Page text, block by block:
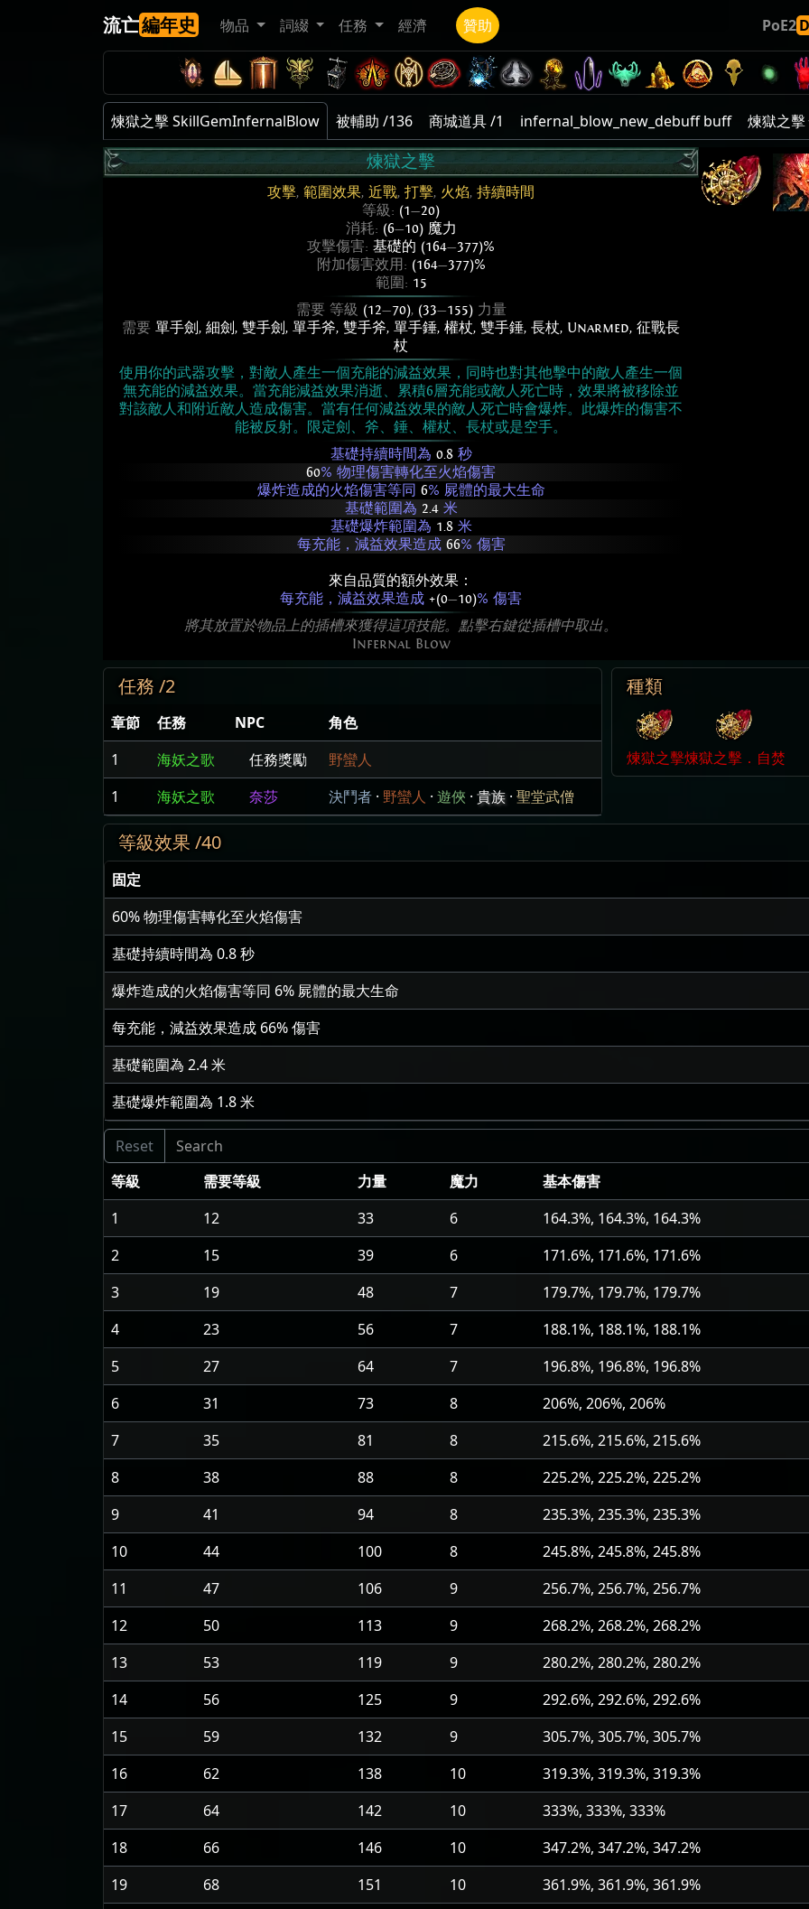
流亡編年史 物品 詞綴 任務 經濟 贊助 PoE2
煉獄之擊 SkillGemInfernalBlow 被輔助 /136 商城道具 /1 infernal_blow_new_debuff buff 煉獄之
煉獄之擊
攻擊, 範圍效果, 近戰, 打擊, 火焰, 持續時間
等級: (1—20)
消耗: (6—10) 魔力
攻擊傷害: 基礎的 (164—377)%
附加傷害效用: (164—377)%
範圍: 15
需要 等級 (12—70), (33—155)力量
需要 單手劍, 細劍, 雙手劍, 單手斧, 雙手斧, 單手錘, 權杖, 雙手錘, 長杖, Unarmed, 征戰長
杖
使用你的武器攻擊，對敵人產生一個充能的減益效果，同時也對其他擊中的敵人產生一個
無充能的減益效果。當充能減益效果消逝、累積6層充能或敵人死亡時，效果將被移除並
對該敵人和附近敵人造成傷害。當有任何減益效果的敵人死亡時會爆炸。此爆炸的傷害不
能被反射。限定劍、斧、錘、權杖、長杖或是空手。
基礎持續時間為 0.8秒
60% 物理傷害轉化至火焰傷害
爆炸造成的火焰傷害等同 6% 屍體的最大生命
基礎範圍為 2.4米
基礎爆炸範圍為 1.8米
每充能，減益效果造成 66% 傷害
來自品質的額外效果：
每充能，減益效果造成 +(0—10)% 傷害
將其放置於物品上的插槽來獲得這項技能。點擊右鍵從插槽中取出。
Infernal Blow
任務 /2
章節 任務 NPC
角色
1
海妖之歌 任務獎勵
野蠻人
1
海妖之歌 奈莎 決鬥者 · 野蠻人 · 遊俠 · 貴族 · 聖堂武僧
種類
煉獄之擊煉獄之擊．自焚
等級效果 /40
固定
60% 物理傷害轉化至火焰傷害
基礎持續時間為 0.8秒
爆炸造成的火焰傷害等同 6% 屍體的最大生命
每充能，減益效果造成 66% 傷害
基礎範圍為 2.4米
基礎爆炸範圍為 1.8米
等級 需要等級 力量 魔力
基本傷害
1
12 33 6
164.3%, 164.3%, 164.3%
2
15 39 6
171.6%, 171.6%, 171.6%
3
19 48 7
179.7%, 179.7%, 179.7%
4
23 56 7
188.1%, 188.1%, 188.1%
5
27 64 7
196.8%, 196.8%, 196.8%
6
31 73 8
206%, 206%, 206%
7
35 81 8
215.6%, 215.6%, 215.6%
8
38 88 8
225.2%, 225.2%, 225.2%
9
41 94 8
235.3%, 235.3%, 235.3%
10
44 100 8
245.8%, 245.8%, 245.8%
11
47 106 9
256.7%, 256.7%, 256.7%
12
50 113 9
268.2%, 268.2%, 268.2%
13
53 119 9
280.2%, 280.2%, 280.2%
14
56 125 9
292.6%, 292.6%, 292.6%
15
59 132 9
305.7%, 305.7%, 305.7%
16
62 138 10
319.3%, 319.3%, 319.3%
17
64 142 10
333%, 333%, 333%
18
66 146 10
347.2%, 347.2%, 347.2%
19
68 151 10
361.9%, 361.9%, 361.9%